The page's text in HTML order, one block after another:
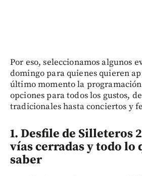
Por eso, seleccionamos algunos
domingo para quienes quieren
último momento la
opciones para todos los gustos,
tradicionales hasta conciertos y
1. Desfile de Silleteros
vías cerradas y todo lo
saber